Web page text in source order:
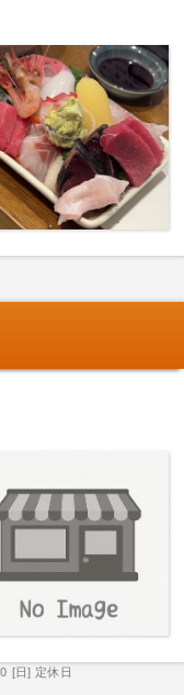
[日] 定休日